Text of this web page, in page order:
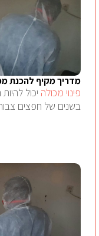
מדריך מקיף להכנת
פינוי מכולה יכול
בשנים של חפצים